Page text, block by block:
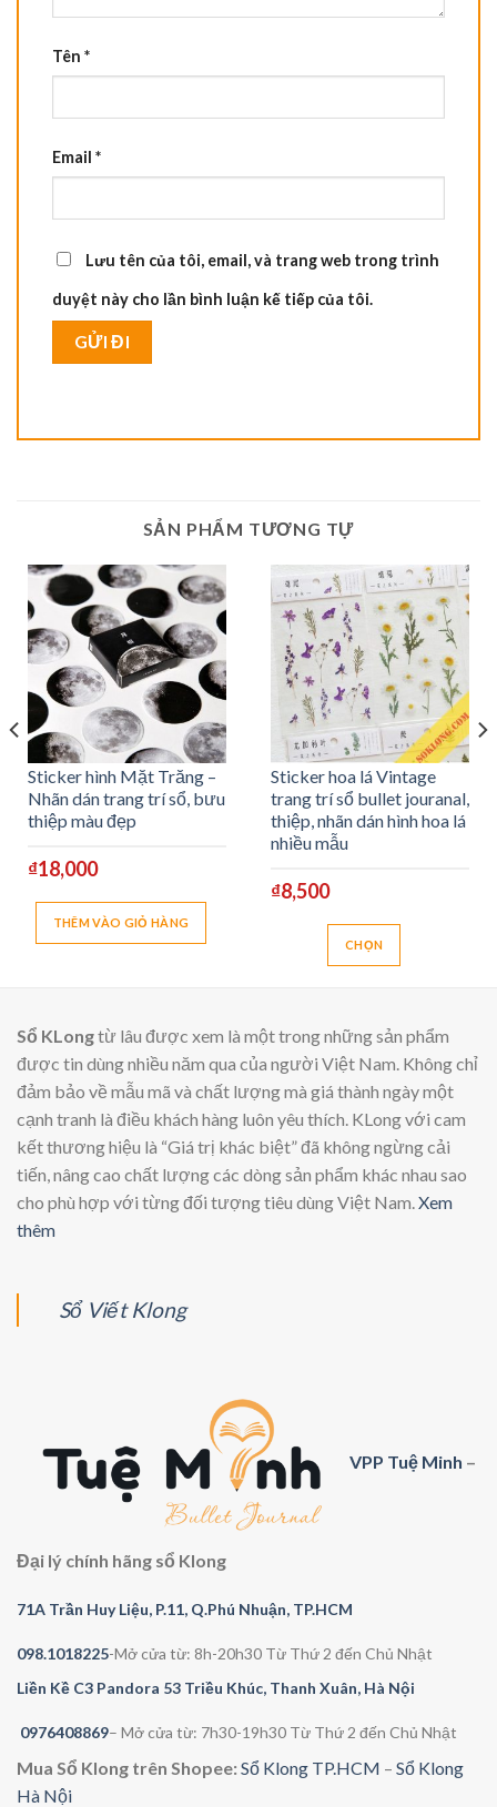
Tên *
Email *
Lưu tên của tôi, email, và trang web trong trình
duyệt này cho lần bình luận kế tiếp của tôi.
SẢN PHẨM TƯƠNG TỰ
Sticker hình Mặt Trăng –
Nhãn dán trang trí sổ, bưu
thiệp màu đẹp
₫18,000
THÊM VÀO GIỎ HÀNG
Sticker hoa lá Vintage
trang trí sổ bullet jouranal,
thiệp, nhãn dán hình hoa lá
nhiều mẫu
₫8,500
CHỌN
có
nhiều
biến
thể.
Các
chọn
có
Sổ KLongtừ lâu được xem là một trong những sản phẩm
được tin dùng nhiều năm qua của người Việt Nam. Không chỉ
đảm bảo về mẫu mã và chất lượng mà giá thành ngày một
cạnh tranh là điều khách hàng luôn yêu thích. KLong với cam
kết thương hiệu là “Giá trị khác biệt” đã không ngừng cải
tiến, nâng cao chất lượng các dòng sản phẩm khác nhau sao
cho phù hợp với từng đối tượng tiêu dùng Việt Nam.Xem
thêm
Sổ Viết Klong
VPP Tuệ Minh –
Đại lý chính hãng sổ Klong
71A Trần Huy Liệu, P.11, Q.Phú Nhuận, TP.HCM
098.1018225-Mở cửa từ: 8h-20h30 Từ Thứ 2 đến Chủ Nhật
Liền Kề C3 Pandora 53 Triều Khúc, Thanh Xuân, Hà Nội
0976408869– Mở cửa từ: 7h30-19h30 Từ Thứ 2 đến Chủ Nhật
Mua Sổ Klong trên Shopee:Sổ Klong TP.HCM – Sổ Klong
Hà Nội